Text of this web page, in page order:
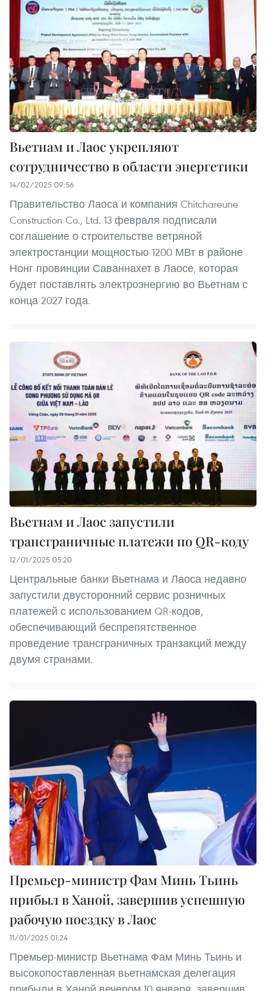
Вьетнам и Лаос укрепляют
сотрудничество в области энергетики
14/02/2025 09:56
Правительство Лаоса и компания Chitchareune
Construction Co., Ltd. 13 февраля подписали
соглашение о строительстве ветряной
электростанции мощностью 1200 МВт в районе
Нонг провинции Саваннахет в Лаосе, которая
будет поставлять электроэнергию во Вьетнам с
конца 2027 года.
Вьетнам и Лаос запустили
трансграничные платежи по QR-коду
12/01/2025 05:20
Центральные банки Вьетнама и Лаоса недавно
запустили двусторонний сервис розничных
платежей с использованием QR-кодов,
обеспечивающий беспрепятственное
проведение трансграничных транзакций между
двумя странами.
Премьер-министр Фам Минь Тьинь
прибыл в Ханой, завершив успешную
рабочую поездку в Лаос
11/01/2025 01:24
Премьер-министр Вьетнама Фам Минь Тьинь и
высокопоставленная вьетнамская делегация